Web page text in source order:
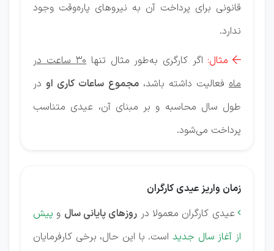
قانونی برای پرداخت آن به نیروهای پاره‌‌وقت وجود
ندارد.
 مثال: اگر کارگری به‌طور مثال تنها
30 ساعت در
ماه فعالیت داشته باشد،مجموع ساعات کاری او در
طول سال محاسبه و بر مبنای آن، عیدی متناسب
پرداخت می‌شود.
زمان واریز عیدی کارگران
 عیدی کارگران معمولا در روزهای پایانی سال و پیش
از آغاز سال جدید است. با این حال، برخی کارفرمایان